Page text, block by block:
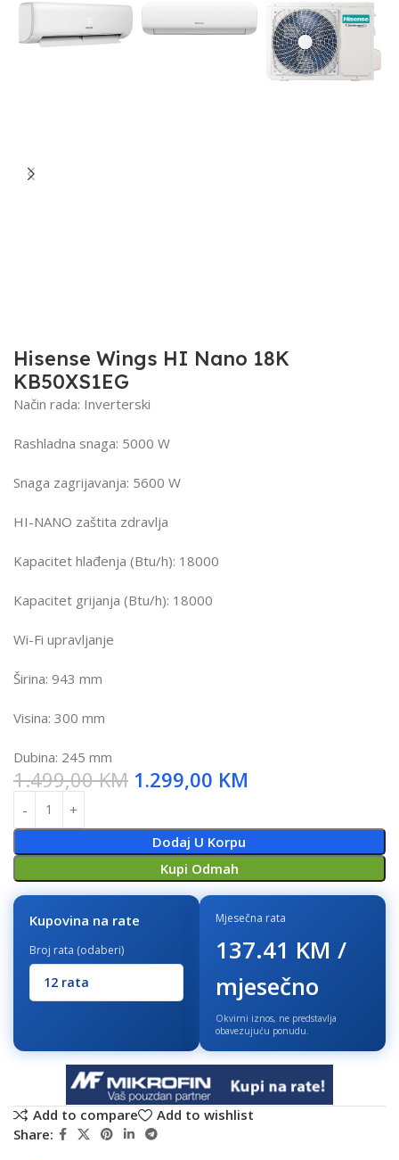
Hisense Wings HI Nano 18K
KB50XS1EG
Način rada: Inverterski
Rashladna snaga: 5000 W
Snaga zagrijavanja: 5600 W
HI-NANO zaštita zdravlja
Kapacitet hlađenja (Btu/h): 18000
Kapacitet grijanja (Btu/h): 18000
Wi-Fi upravljanje
Širina: 943 mm
Visina: 300 mm
Dubina: 245 mm
1.499,00KM 1.299,00 KM
Dodaj U Korpu
Kupi Odmah
Kupovina na rate
Broj rata (odaberi)
Mjesečna rata
137.41 KM /
mjesečno
Okvirni iznos, ne predstavlja
obavezujuću ponudu.
Add to compare
Add to wishlist
Share: